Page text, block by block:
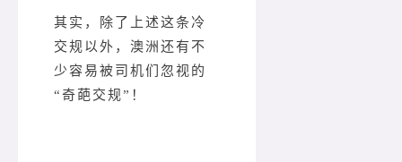
其实，除了上述这条冷
交规以外，澳洲还有不
少容易被司机们忽视的
“奇葩交规”！